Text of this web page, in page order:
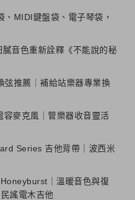
MIDI鍵盤袋、電子琴袋，
音色重新詮釋《不能說的秘
弦推薦｜補給站樂器專業換
麥克風｜管樂器收音靈活
Series 吉他背帶｜波西米
｜溫暖音色與復
謠電木吉他